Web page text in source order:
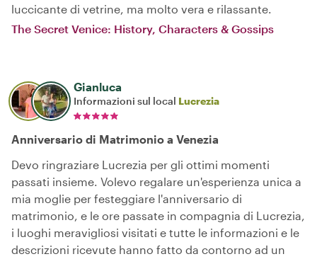
luccicante di vetrine, ma molto vera e rilassante.
The Secret Venice: History, Characters & Gossips
Gianluca
Informazioni sul local Lucrezia
Anniversario di Matrimonio a Venezia
Devo ringraziare Lucrezia per gli ottimi momenti
passati insieme. Volevo regalare un'esperienza unica a
mia moglie per festeggiare l'anniversario di
matrimonio, e le ore passate in compagnia di Lucrezia,
i luoghi meravigliosi visitati e tutte le informazioni e le
descrizioni ricevute hanno fatto da contorno ad un